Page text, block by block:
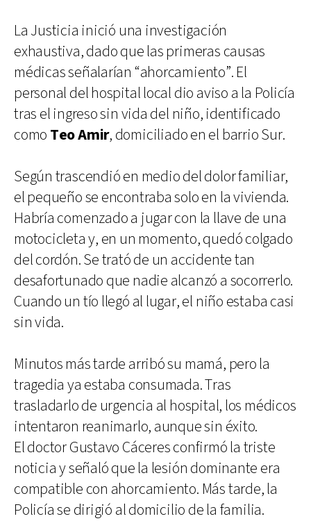
La Justicia inició una investigación
exhaustiva, dado que las primeras causas
médicas señalarían “ahorcamiento”. El
personal del hospital local dio aviso a la Policía
tras el ingreso sin vida del niño, identificado
como Teo Amir, domiciliado en el barrio Sur.
Según trascendió en medio del dolor familiar,
el pequeño se encontraba solo en la vivienda.
Habría comenzado a jugar con la llave de una
motocicleta y, en un momento, quedó colgado
del cordón. Se trató de un accidente tan
desafortunado que nadie alcanzó a socorrerlo.
Cuando un tío llegó al lugar, el niño estaba casi
sin vida.
Minutos más tarde arribó su mamá, pero la
tragedia ya estaba consumada. Tras
trasladarlo de urgencia al hospital, los médicos
intentaron reanimarlo, aunque sin éxito.
El doctor Gustavo Cáceres confirmó la triste
noticia y señaló que la lesión dominante era
compatible con ahorcamiento. Más tarde, la
Policía se dirigió al domicilio de la familia.